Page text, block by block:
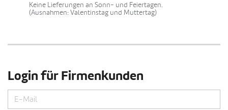
Keine Lieferungen an Sonn- und Feiertagen.
(Ausnahmen: Valentinstag und Muttertag)
Login für Firmenkunden